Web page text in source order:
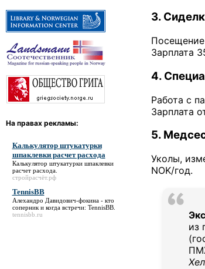
На правах рекламы:
Калькулятор штукатурки
шпаклевки расчет расхода
Калькулятор штукатурки шпаклевки
расчет расхода.
стройрасчёт.рф
TennisBB
Алехандро Давидович-фокина - кто
соперник и когда встречи: TennisBB.
tennisbb.ru
3.
Посещение
Зарплата
4.
Работа с
Зарплата
5.
Уколы,
NOK/год.
из